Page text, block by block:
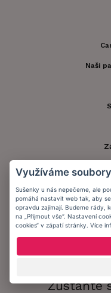
Naši
Zůstaňte
Využíváme
Sušenky u nás nepečeme, ale
pomáhá nastavit web tak, aby
opravdu zajímají. Budeme rády,
na „Přijmout vše“. Nastavení
cookies“ v zápatí stránky. Více